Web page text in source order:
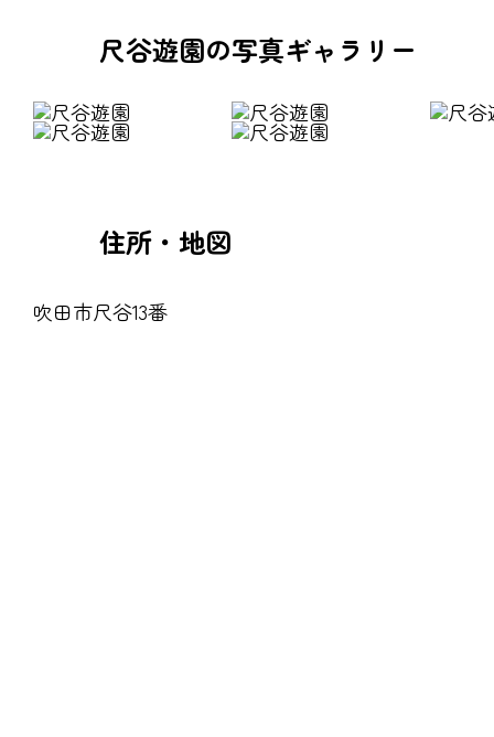
尺谷遊園の写真ギャラリー
住所・地図
吹田市尺谷13番